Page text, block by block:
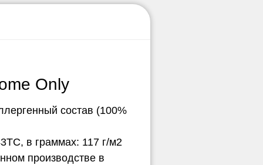
Only
состав (100%
в граммах: 117 г/м2
производстве в